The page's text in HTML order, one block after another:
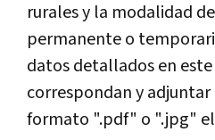
rurales y la modalidad
permanente o
datos detallados en
correspondan y adjuntar
formato ".pdf" o ".jpg"